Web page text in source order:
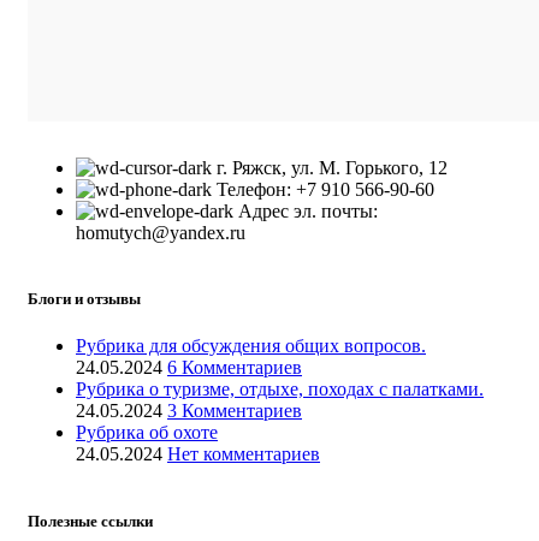
г. Ряжск, ул. М. Горького, 12
Телефон: +7 910 566-90-60
Адрес эл. почты:
homutych@yandex.ru
Блоги и отзывы
Рубрика для обсуждения общих вопросов.
24.05.2024 6 Комментариев
Рубрика о туризме, отдыхе, походах с палатками.
24.05.2024 3 Комментариев
Рубрика об охоте
24.05.2024 Нет комментариев
Полезные ссылки